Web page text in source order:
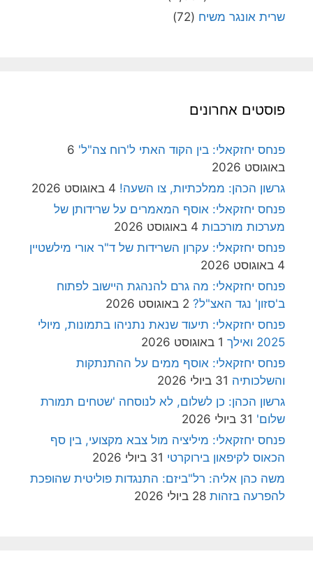
שרית אונגר משיח (72)
פוסטים אחרונים
פנחס יחזקאלי: בין הקוד האתי ל'רוח צה"ל' 6
באוגוסט 2026
גרשון הכהן: ממלכתיות, צו השעה! 4 באוגוסט 2026
פנחס יחזקאלי: אוסף המאמרים על שרידותן של
מערכות מורכבות 4 באוגוסט 2026
פנחס יחזקאלי: עקרון השרידות של ד"ר אורי מילשטיין
4 באוגוסט 2026
פנחס יחזקאלי: מה גרם להנהגת היישוב לפתוח
ב'סזון' נגד האצ"ל? 2 באוגוסט 2026
פנחס יחזקאלי: תיעוד שנאת נתניהו בתמונות, מיולי
2025 ואילך
1 באוגוסט 2026
פנחס יחזקאלי: אוסף ממים על ההתנתקות
והשלכותיה 31 ביולי 2026
גרשון הכהן: כן לשלום, לא לנוסחה 'שטחים תמורת
שלום' 31 ביולי 2026
פנחס יחזקאלי: מיליציה מול צבא מקצועי, בין סף
הכאוס לקיפאון בירוקרטי 31 ביולי 2026
משה כהן אליה: רל"ביזם: התנגדות פוליטית שהופכת
להפרעה בזהות 28 ביולי 2026